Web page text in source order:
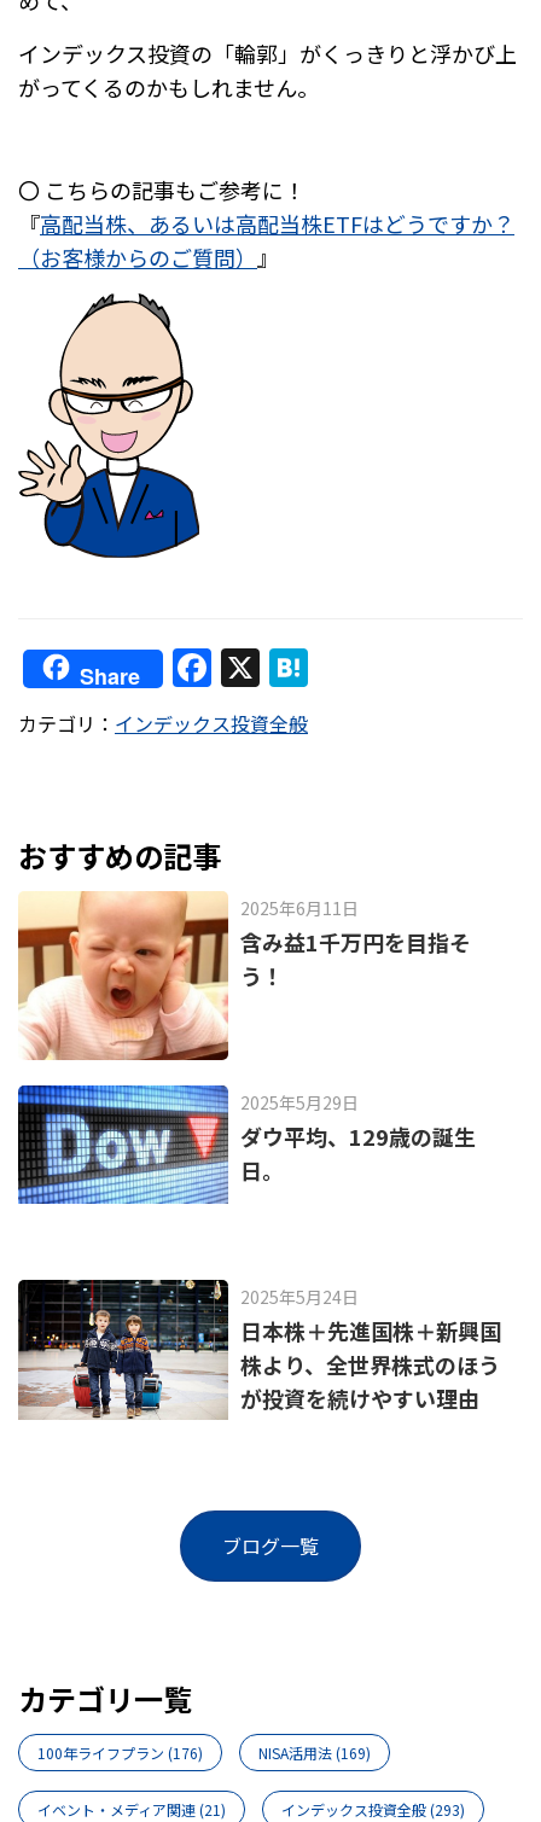
インデックス投資の「輪郭」がくっきりと浮かび上
がってくるのかもしれません。
〇 こちらの記事もご参考に！
『高配当株、あるいは高配当株ETFはどうですか？
（お客様からのご質問） 』
Share F
a
c
o
o
k
X
カテゴリ： インデックス投資全般
おすすめの記事
2025年6月11日
含み益1千万円を目指そ
う！
2025年5月29日
ダウ平均、129歳の誕生
日。
2025年5月24日
日本株＋先進国株＋新興国
株より、全世界株式のほう
が投資を続けやすい理由
ブログ一覧
カテゴリ一覧
100年ライフプラン (176) NISA活用法(169)
イベント・メディア関連(21) インデックス投資全般(293)